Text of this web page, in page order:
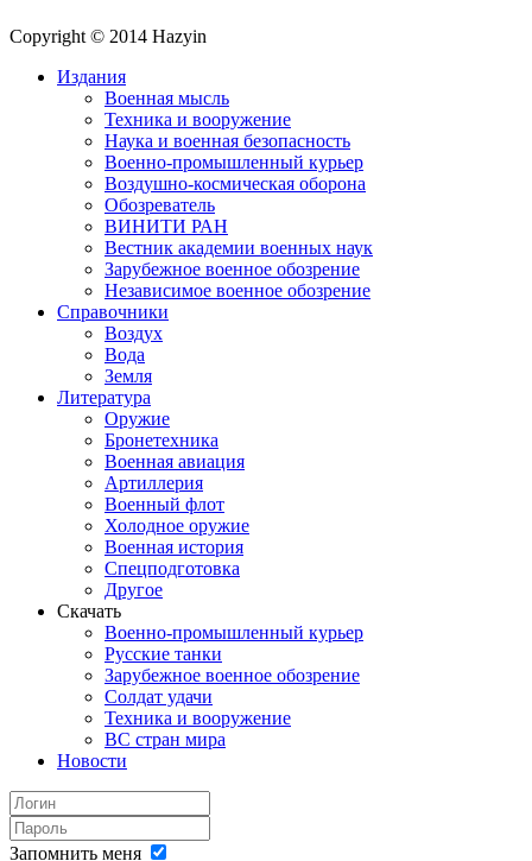
Copyright © 2014 Hazyin
Издания
Военная мысль
Техника и вооружение
Наука и военная безопасность
Военно-промышленный курьер
Воздушно-космическая оборона
Обозреватель
ВИНИТИ РАН
Вестник академии военных наук
Зарубежное военное обозрение
Независимое военное обозрение
Справочники
Воздух
Вода
Земля
Литература
Оружие
Бронетехника
Военная авиация
Артиллерия
Военный флот
Холодное оружие
Военная история
Спецподготовка
Другое
Скачать
Военно-промышленный курьер
Русские танки
Зарубежное военное обозрение
Солдат удачи
Техника и вооружение
ВС стран мира
Новости
Запомнить меня